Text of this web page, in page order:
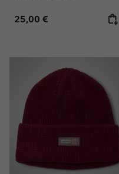
Regular price:
25,00 €